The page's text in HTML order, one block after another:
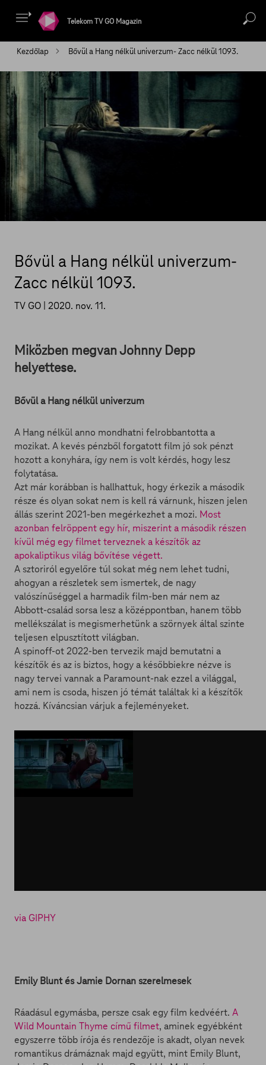
Telekom TV GO Magazin
Kezdőlap Bővül a Hang nélkül univerzum- Zacc nélkül 1093.
Bővül a Hang nélkül univerzum-
Zacc nélkül 1093.
TV GO | 2020. nov. 11.
Miközben megvan Johnny Depp
helyettese.
Bővül a Hang nélkül univerzum
A Hang nélkül anno mondhatni felrobbantotta a
mozikat. A kevés pénzből forgatott film jó sok pénzt
hozott a konyhára, így nem is volt kérdés, hogy lesz
folytatása.
Azt már korábban is hallhattuk, hogy érkezik a második
része és olyan sokat nem is kell rá várnunk, hiszen jelen
állás szerint 2021-ben megérkezhet a mozi. Most
azonban felröppent egy hír, miszerint a második részen
kívül még egy filmet terveznek a készítők az
apokaliptikus világ bővítése végett.
A sztoriról egyelőre túl sokat még nem lehet tudni,
ahogyan a részletek sem ismertek, de nagy
valószínűséggel a harmadik film-ben már nem az
Abbott-család sorsa lesz a középpontban, hanem több
mellékszálat is megismerhetünk a szörnyek által szinte
teljesen elpusztított világban.
A spinoff-ot 2022-ben tervezik majd bemutatni a
készítők és az is biztos, hogy a későbbiekre nézve is
nagy tervei vannak a Paramount-nak ezzel a világgal,
ami nem is csoda, hiszen jó témát találtak ki a készítők
hozzá. Kíváncsian várjuk a fejleményeket.
via GIPHY
Emily Blunt és Jamie Dornan szerelmesek
Ráadásul egymásba, persze csak egy film kedvéért. A
Wild Mountain Thyme című filmet, aminek egyébként
egyszerre több írója és rendezője is akadt, olyan nevek
romantikus drámáznak majd együtt, mint Emily Blunt,